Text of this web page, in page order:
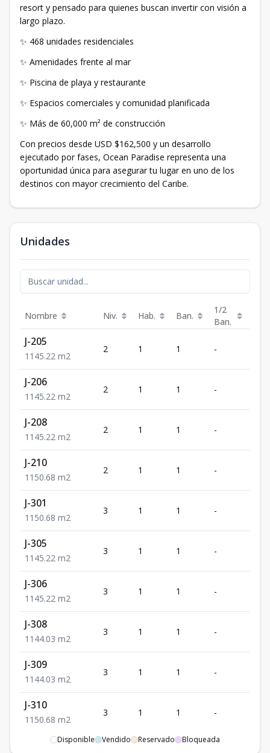
resort y pensado para quienes buscan invertir con visión a
largo plazo.
✨ 468 unidades residenciales
✨ Amenidades frente al mar
✨ Piscina de playa y restaurante
✨ Espacios comerciales y comunidad planificada
✨ Más de 60,000 m² de construcción
Con precios desde USD $162,500 y un desarrollo
ejecutado por fases, Ocean Paradise representa una
oportunidad única para asegurar tu lugar en uno de los
destinos con mayor crecimiento del Caribe.
Unidades
Nombre Niv. Hab. Ban.
1/2
Ban.
J-205
1 1 45.22 m2
2 1 1 -
J-206
1 1 45.22 m2
2 1 1 -
J-208
1 1 45.22 m2
2 1 1 -
J-210
1 1 50.68 m2
2 1 1 -
J-301
1 1 50.68 m2
3 1 1 -
J-305
1 1 45.22 m2
3 1 1 -
J-306
1 1 45.22 m2
3 1 1 -
J-308
1 1 44.03 m2
3 1 1 -
J-309
1 1 44.03 m2
3 1 1 -
J-310
1 1 50.68 m2
3 1 1 -
Disponible Vendido Reservado Bloqueada